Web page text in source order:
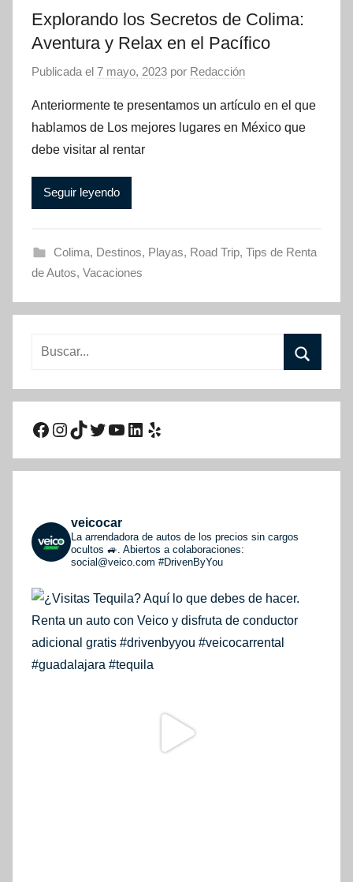
Explorando los Secretos de Colima:
Aventura y Relax en el Pacífico
Publicada el 7 mayo, 2023 por Redacción
Anteriormente te presentamos un artículo en el que
hablamos de Los mejores lugares en México que
debe visitar al rentar
Seguir leyendo
Colima, Destinos, Playas, Road Trip, Tips de Renta
de Autos, Vacaciones
Buscar:
Facebook
Instagram
TikTok
Twitter
YouTube
LinkedIn
Yelp
veicocar
La arrendadora de autos de los precios sin cargos
ocultos 🚙. Abiertos a colaboraciones:
social@veico.com #DrivenByYou